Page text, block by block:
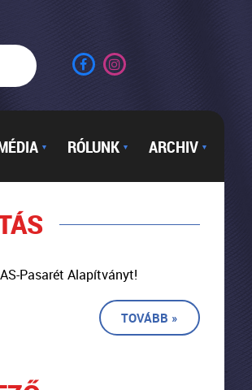
▼ RÓLUNK ▼ ARCHIV ▼
Pasarét Alapítványt!
TOVÁBB »